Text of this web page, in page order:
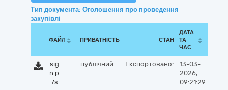
Тип документа: Оголошення про проведення
закупівлі
ФАЙЛ ПРИВАТНІСТЬ СТАН
ДАТА
ТА
ЧАС
sig
n.p
7s
публічний Експортовано:
13-03-
2026,
09:21:29